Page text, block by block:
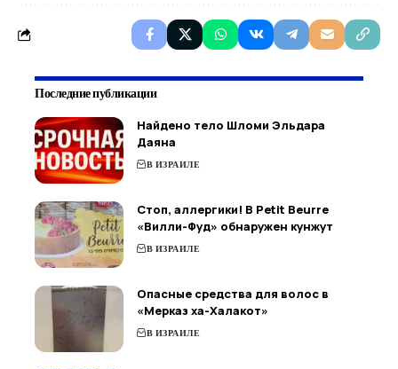
Последние публикации
Найдено тело Шломи Эльдара
Даяна
В ИЗРАИЛЕ
Стоп, аллергики! В Petit Beurre
«Вилли-Фуд» обнаружен кунжут
В ИЗРАИЛЕ
Опасные средства для волос в
«Мерказ ха-Халакот»
В ИЗРАИЛЕ